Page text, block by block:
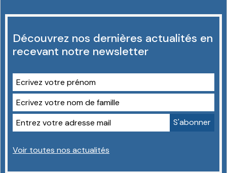
Découvrez nos dernières actualités en
recevant notre newsletter
Voir toutes nos actualités